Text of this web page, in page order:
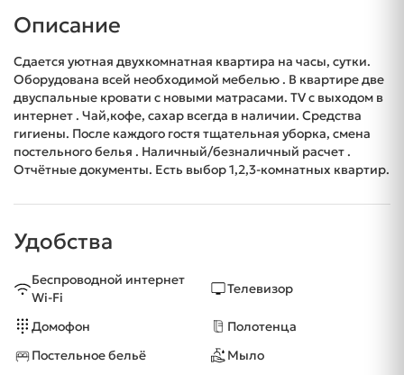
Описание
Сдается уютная двухкомнатная квартира на часы, сутки.
Оборудована всей необходимой мебелью . В квартире две
двуспальные кровати с новыми матрасами. TV с выходом в
интернет . Чай,кофе, сахар всегда в наличии. Средства
гигиены. После каждого гостя тщательная уборка, смена
постельного белья . Наличный/безналичный расчет .
Отчётные документы. Есть выбор 1,2,3-комнатных квартир.
Удобства
Беспроводной интернет
Wi-Fi
Телевизор
Домофон
Полотенца
Постельное бельё
Мыло